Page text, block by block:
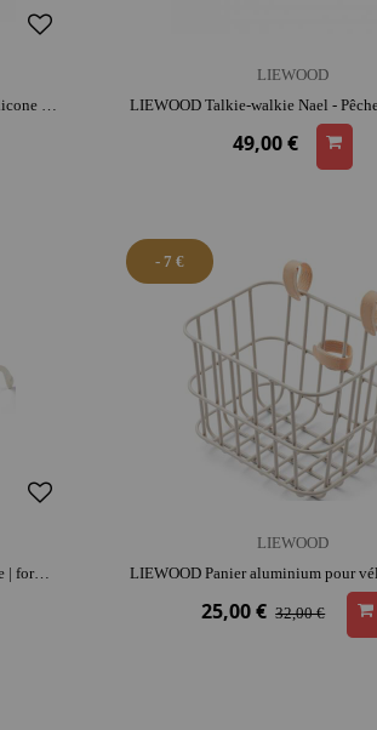
LIEWOOD Talkie-walkie Nael - Bleu | silicone | dès 3 ans | activité plein air | esprit d'équipe | parfait pour les sorties
LIEWOOD
49,00 €
LIEWOOD Lunettes de soleil Darla Pêche | format poche | activité plein air
- 7 €
LIEWOOD
25,00 € 32,00 €